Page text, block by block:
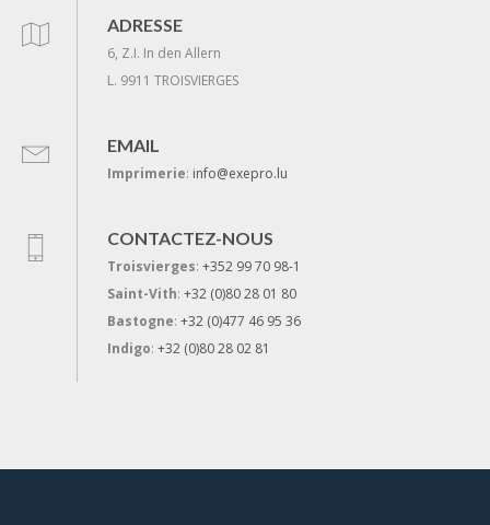
ADRESSE
6, Z.I. In den Allern
L. 9911 TROISVIERGES
EMAIL
Imprimerie: info@exepro.lu
CONTACTEZ-NOUS
Troisvierges: +352 99 70 98-1
Saint-Vith: +32 (0)80 28 01 80
Bastogne: +32 (0)477 46 95 36
Indigo: +32 (0)80 28 02 81